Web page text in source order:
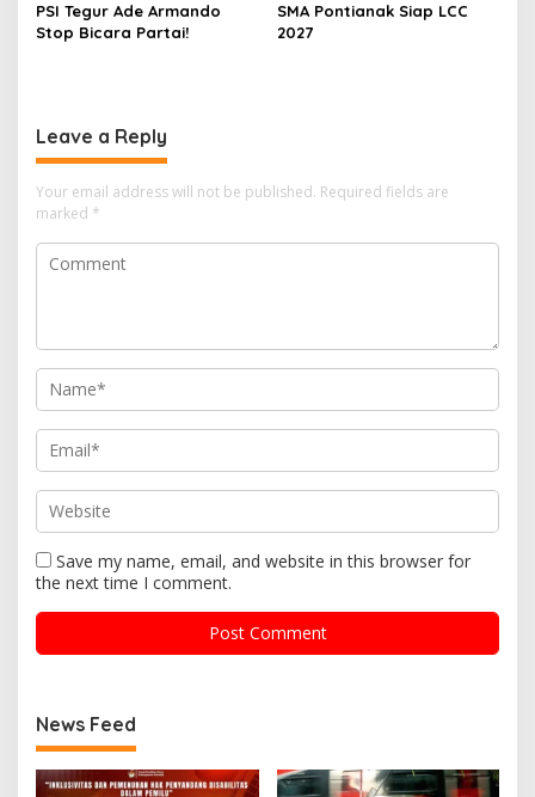
PSI Tegur Ade Armando
Stop Bicara Partai!
SMA Pontianak Siap LCC
2027
Leave a Reply
Your email address will not be published. Required fields are
marked *
Save my name, email, and website in this browser for
the next time I comment.
News Feed